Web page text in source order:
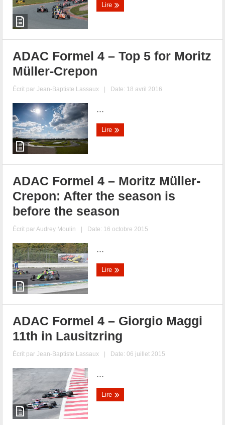
Lire
ADAC Formel 4 – Top 5 for Moritz
Müller-Crepon
Écrit parJean-Baptiste Lassaux | Date: 18 avril 2016
...
Lire
ADAC Formel 4 – Moritz Müller-
Crepon: After the season is
before the season
Écrit parAudrey Moulin | Date: 16 octobre 2015
...
Lire
ADAC Formel 4 – Giorgio Maggi
11th in Lausitzring
Écrit parJean-Baptiste Lassaux | Date: 06 juillet 2015
...
Lire